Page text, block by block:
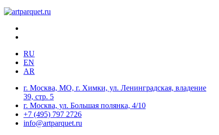
RU
EN
AR
г. Москва, МО, г. Химки, ул. Ленинградская, владение
39, стр. 5
г. Москва, ул. Большая полянка, 4/10
+7 (495) 797 2726
info@artparquet.ru